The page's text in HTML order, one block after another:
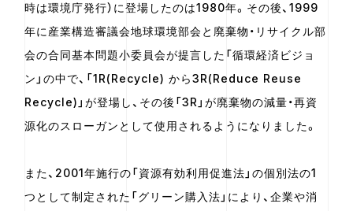
時は環境庁発行）に登場したのは1980年。その後、1999
年に産業構造審議会地球環境部会と廃棄物・リサイクル部
会の合同基本問題小委員会が提言した「循環経済ビジョ
ン」の中で、「1R(Recycle) から3R(Reduce Reuse
Recycle)」が登場し、その後「3R」が廃棄物の減量・再資
源化のスローガンとして使用されるようになりました。
また、2001年施行の「資源有効利用促進法」の個別法の1
つとして制定された「グリーン購入法」により、企業や消